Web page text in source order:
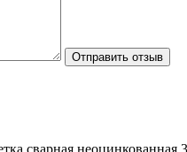
Отправить отзыв